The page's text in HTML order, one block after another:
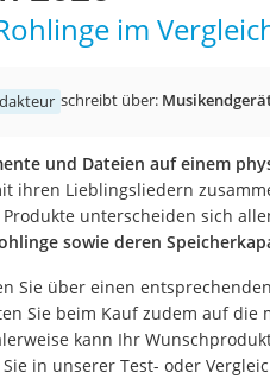
Fernseher
Desktop-PC
Diascanner
Laser-
Powerline-Adapter
Powerstation mit
Gaming-PC
Soundbar
im
schreibt über:
und Dateien auf einem
ihren Lieblingsliedern
unterscheiden sich
sowie deren
Sie über einen
Sie beim Kauf zudem auf die
kann Ihr
in unserer Test- oder